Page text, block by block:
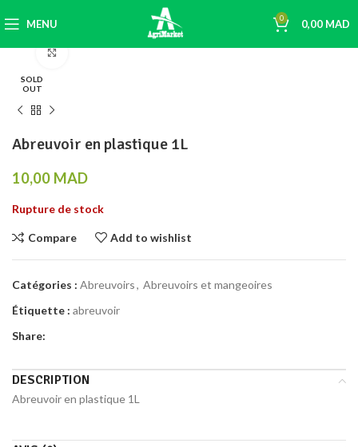
MENU 0 0,00 MAD
SOLD
OUT
Abreuvoir en plastique 1L
10,00 MAD
Rupture de stock
Compare Add to wishlist
Catégories : Abreuvoirs, Abreuvoirs et mangeoires
Étiquette : abreuvoir
Share:
DESCRIPTION
Abreuvoir en plastique 1L